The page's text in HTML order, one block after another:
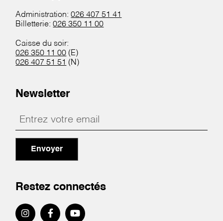
Administration:026 407 51 41
Billetterie:026 350 11 00
Caisse du soir:
026 350 11 00 (E)
026 407 51 51 (N)
Newsletter
Envoyer
Restez connectés